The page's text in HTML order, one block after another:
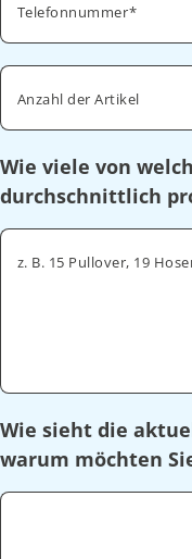
Telefonnummer
Anzahl der Artikel
Wie viele von
durchschnittlich
z. B. 15 Pullover, 19
Wie sieht die
warum möchten